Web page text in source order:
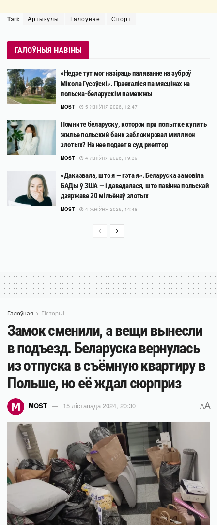
Тэгі: Артыкулы Галоўнае Спорт
ГАЛОЎНЫЯ НАВІНЫ
«Недзе тут мог назіраць паляванне на зуброў
Мікола Гусоўскі». Праехаліся па мясцінах на
польска-беларускім памежжы
MOST 5 ЖНІЎНЯ 2026, 12:47
Помните беларуску, которой при попытке купить
жилье польский банк заблокировал миллион
злотых? На нее подает в суд риелтор
MOST 4 ЖНІЎНЯ 2026, 19:39
«Даказвала, што я — гэта я». Беларуска замовіла
БАДы ў ЗША — і даведалася, што павінна польскай
дзяржаве 20 мільёнаў злотых
MOST 4 ЖНІЎНЯ 2026, 14:48
Галоўная Гісторыі
Замок сменили, а вещи вынесли
в подъезд. Беларуска вернулась
из отпуска в съёмную квартиру в
Польше, но её ждал сюрприз
MOST 15 лістапада 2024, 20:30 AA